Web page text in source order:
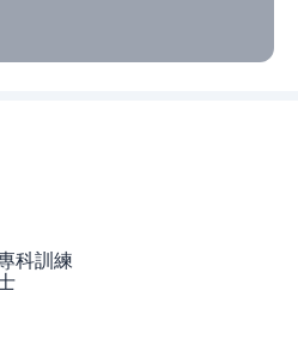
科訓練